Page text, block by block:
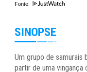
Fonte:
SINOPSE
Um grupo de samurais
partir de uma